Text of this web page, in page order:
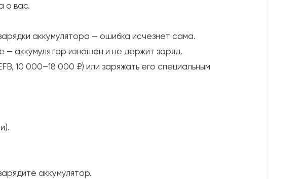
о вас.
аккумулятора — ошибка исчезнет сама.
аккумулятор изношен и не держит заряд.
10 000–18 000 ₽) или заряжать его специальным
аккумулятор.